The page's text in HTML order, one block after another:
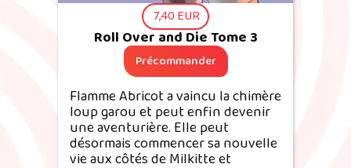
7,40 EUR
Roll Over and Die Tome 3
Flamme Abricot a vaincu la chimère
loup garou et peut enfin devenir
une aventurière. Elle peut
désormais commencer sa nouvelle
vie aux côtés de Milkitte et